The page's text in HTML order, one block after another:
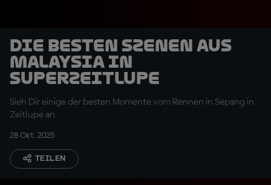
Die besten Szenen aus
Malaysia in
Superzeitlupe
Sieh Dir einige der besten Momente vom Rennen in Sepang in
Zeitlupe an.
28 Okt. 2025
TEILEN